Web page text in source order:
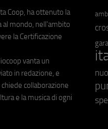
Coop, ha ottenuto la
al mondo, nell'ambito
la Certificazione
vanta un
in redazione, e
collaborazione
e la musica di ogni